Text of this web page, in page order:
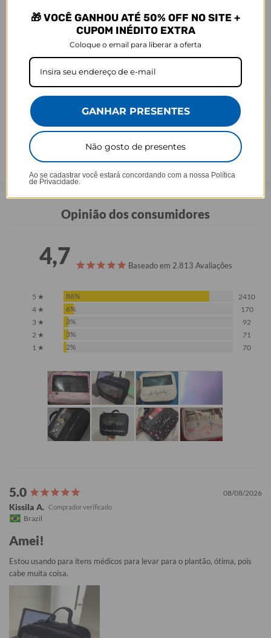
Defeito
- O produto tem uma garantia de 90 dias contra defeitos de
fabricação, costura e montagem, e 6 meses contra defeitos de
cor de acordo com a configuração de cada tela.
Prazo de Postagem
Opinião dos consumidores
4,7 Baseado em 2.813 Avaliações
5 ★ 86%
2410
4 ★
6%
170
3 ★
3%
92
2 ★
3%
71
1 ★
2% 70
08/08/2026
Kissila A.
Brazil
Amei!
Estou usando para itens médicos para levar para o plantão, ótima, pois
cabe muita coisa.
🎁 VOCÊ GANHOU ATÉ 50% OFF NO SITE +
CUPOM INÉDITO EXTRA
Coloque o email para liberar a oferta
GANHAR PRESENTES
Não gosto de presentes
Ao se cadastrar você estará concordando com a nossa Política
de Privacidade.